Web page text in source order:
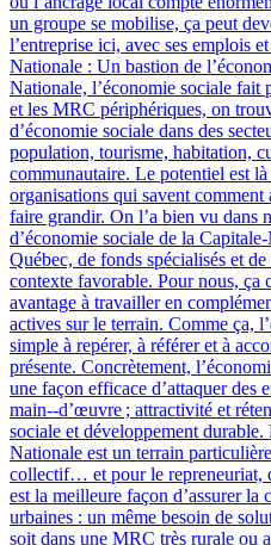
un groupe se mobilise, ça peut
l’entreprise ici, avec ses emplois
Nationale : Un bastion de
Nationale, l’économie sociale fait
et les MRC périphériques, on
d’économie sociale dans des
population, tourisme, habitation,
communautaire. Le potentiel est
organisations qui savent comment
faire grandir. On l’a bien vu dans
d’économie sociale de la
Québec, de fonds spécialisés et
contexte favorable. Pour nous, ça
avantage à travailler en
actives sur le terrain. Comme ça,
simple à repérer, à référer et à
présente. Concrètement,
une façon efficace d’attaquer des
main‑-d’œuvre ; attractivité et
sociale et développement
Nationale est un terrain
collectif… et pour le repreneuriat,
est la meilleure façon d’assurer
urbaines : un même besoin de
soit dans une MRC très rurale ou